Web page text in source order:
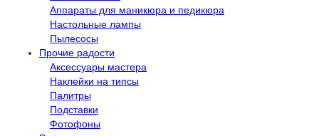
Аппараты для маникюра и педикюра
Настольные лампы
Пылесосы
Прочие радости
Аксессуары мастера
Наклейки на типсы
Палитры
Подставки
Фотофоны